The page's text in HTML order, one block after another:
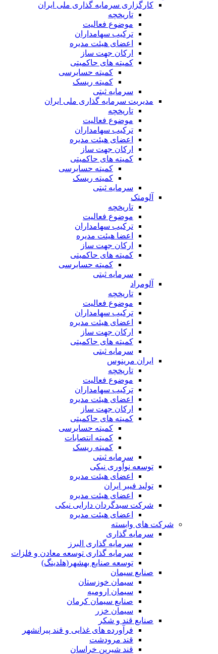
کارگزاری سرمایه گذاری ملی ایران
تاریخچه
موضوع فعالیت
ترکیب سهامداران
اعضای هیئت مدیره
ارکان جهت ساز
کمیته های حاکمیتی
کمیته حسابرسی
کمیته ریسک
سرمایه ثبتی
مدیریت سرمایه گذاری ملی ایران
تاریخچه
موضوع فعالیت
ترکیب سهامداران
اعضای هیئت مدیره
ارکان جهت ساز
کمیته های حاکمیتی
کمیته حسابرسی
کمیته ریسک
سرمایه ثبتی
آلومتک
تاریخچه
موضوع فعالیت
ترکیب سهامداران
اعضا هیئت مدیره
ارکان جهت ساز
کمیته های حاکمیتی
کمیته حسابرسی
سرمایه ثبتی
آلومراد
تاریخچه
موضوع فعالیت
ترکیب سهامداران
اعضای هیئت مدیره
ارکان جهت ساز
کمیته های حاکمیتی
سرمایه ثبتی
ایران مرینوس
تاریخچه
موضوع فعالیت
ترکیب سهامداران
اعضای هیئت مدیره
ارکان جهت ساز
کمیته های حاکمیتی
کمیته حسابرسی
کمیته انتصابات
کمیته ریسک
سرمایه ثبتی
توسعه نوآوری نیکی
اعضای هیئت مدیره
تولید فیبر ایران
اعضای هیئت مدیره
شرکت سبدگردان دارایی نیکی
اعضای هیئت مدیره
شرکت های وابسته
سرمایه گذاری
سرمایه گذاری البرز
سرمایه گذاری توسعه معادن و فلزات
توسعه‌ صنایع‌ بهشهر(هلدینگ)
صنایع سیمان
سیمان خوزستان
سیمان ارومیه
صنایع سیمان کرمان
سیمان خزر
صنایع قند و شکر
فرآورده های غذایی و قند پیرانشهر
قند مرودشت
قند شیرین خراسان